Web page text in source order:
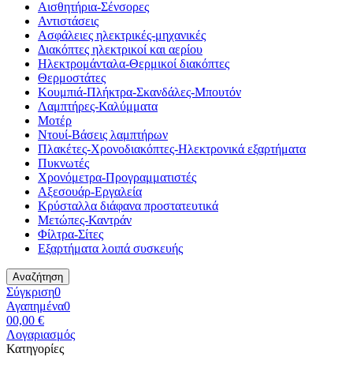
Αισθητήρια-Σένσορες
Αντιστάσεις
Ασφάλειες ηλεκτρικές-μηχανικές
Διακόπτες ηλεκτρικοί και αερίου
Ηλεκτρομάνταλα-Θερμικοί διακόπτες
Θερμοστάτες
Κουμπιά-Πλήκτρα-Σκανδάλες-Μπουτόν
Λαμπτήρες-Καλύμματα
Μοτέρ
Ντουί-Βάσεις λαμπτήρων
Πλακέτες-Χρονοδιακόπτες-Ηλεκτρονικά εξαρτήματα
Πυκνωτές
Χρονόμετρα-Προγραμματιστές
Αξεσουάρ-Εργαλεία
Κρύσταλλα διάφανα προστατευτικά
Μετώπες-Καντράν
Φίλτρα-Σίτες
Εξαρτήματα λοιπά συσκευής
Αναζήτηση
Σύγκριση0
Αγαπημένα0
00,00 €
Λογαριασμός
Κατηγορίες